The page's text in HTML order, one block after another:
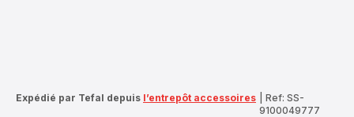
Expédié par Tefal depuis l’entrepôt accessoires
Ref: SS-
9100049777